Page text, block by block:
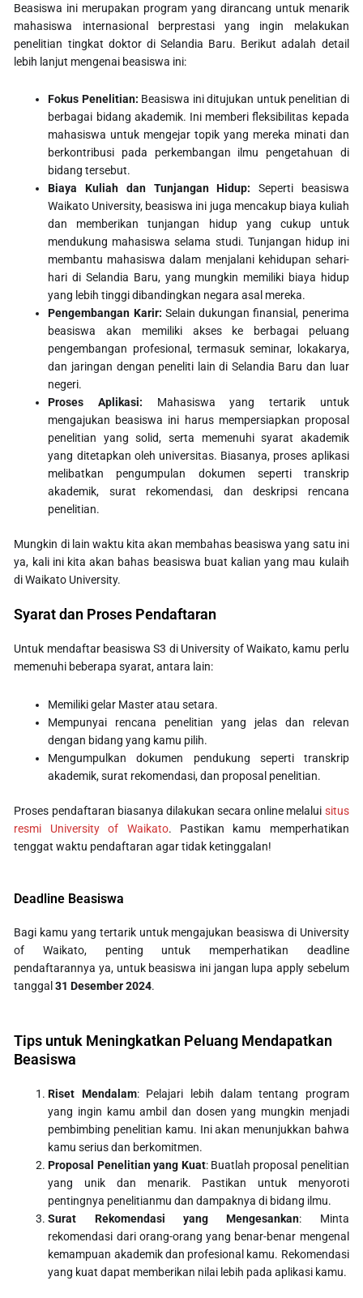
Beasiswa ini merupakan program yang dirancang untuk menarik
mahasiswa internasional berprestasi yang ingin melakukan
penelitian tingkat doktor di Selandia Baru. Berikut adalah detail
lebih lanjut mengenai beasiswa ini:
Fokus Penelitian: Beasiswa ini ditujukan untuk penelitian di
berbagai bidang akademik. Ini memberi fleksibilitas kepada
mahasiswa untuk mengejar topik yang mereka minati dan
berkontribusi pada perkembangan ilmu pengetahuan di
bidang tersebut.
Biaya Kuliah dan Tunjangan Hidup: Seperti beasiswa
Waikato University, beasiswa ini juga mencakup biaya kuliah
dan memberikan tunjangan hidup yang cukup untuk
mendukung mahasiswa selama studi. Tunjangan hidup ini
membantu mahasiswa dalam menjalani kehidupan sehari-
hari di Selandia Baru, yang mungkin memiliki biaya hidup
yang lebih tinggi dibandingkan negara asal mereka.
Pengembangan Karir: Selain dukungan finansial, penerima
beasiswa akan memiliki akses ke berbagai peluang
pengembangan profesional, termasuk seminar, lokakarya,
dan jaringan dengan peneliti lain di Selandia Baru dan luar
negeri.
Proses Aplikasi: Mahasiswa yang tertarik untuk
mengajukan beasiswa ini harus mempersiapkan proposal
penelitian yang solid, serta memenuhi syarat akademik
yang ditetapkan oleh universitas. Biasanya, proses aplikasi
melibatkan pengumpulan dokumen seperti transkrip
akademik, surat rekomendasi, dan deskripsi rencana
penelitian.
Mungkin di lain waktu kita akan membahas beasiswa yang satu ini
ya, kali ini kita akan bahas beasiswa buat kalian yang mau kulaih
di Waikato University.
Syarat dan Proses Pendaftaran
Untuk mendaftar beasiswa S3 di University of Waikato, kamu perlu
memenuhi beberapa syarat, antara lain:
Memiliki gelar Master atau setara.
Mempunyai rencana penelitian yang jelas dan relevan
dengan bidang yang kamu pilih.
Mengumpulkan dokumen pendukung seperti transkrip
akademik, surat rekomendasi, dan proposal penelitian.
Proses pendaftaran biasanya dilakukan secara online melalui situs
resmi University of Waikato. Pastikan kamu memperhatikan
tenggat waktu pendaftaran agar tidak ketinggalan!
Deadline Beasiswa
Bagi kamu yang tertarik untuk mengajukan beasiswa di University
of Waikato, penting untuk memperhatikan deadline
pendaftarannya ya, untuk beasiswa ini jangan lupa apply sebelum
tanggal31 Desember 2024.
Tips untuk Meningkatkan Peluang Mendapatkan
Beasiswa
Riset Mendalam: Pelajari lebih dalam tentang program
yang ingin kamu ambil dan dosen yang mungkin menjadi
pembimbing penelitian kamu. Ini akan menunjukkan bahwa
kamu serius dan berkomitmen.
Proposal Penelitian yang Kuat: Buatlah proposal penelitian
yang unik dan menarik. Pastikan untuk menyoroti
pentingnya penelitianmu dan dampaknya di bidang ilmu.
Surat Rekomendasi yang Mengesankan: Minta
rekomendasi dari orang-orang yang benar-benar mengenal
kemampuan akademik dan profesional kamu. Rekomendasi
yang kuat dapat memberikan nilai lebih pada aplikasi kamu.